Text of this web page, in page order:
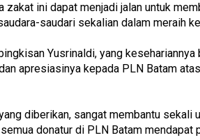
zakat ini dapat menjadi jalan untuk
saudari sekalian dalam meraih
Yusrinaldi, yang
apresiasinya kepada PLN Batam
diberikan, sangat membantu sekali
donatur di PLN Batam mendapat